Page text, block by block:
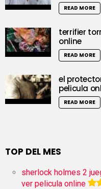
READ MORE
terrifier
online
READ MORE
el
pelicula
READ MORE
TOP DEL MES
sherlock holmes 2
ver pelicula online